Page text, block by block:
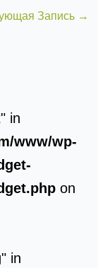
Запись →
in
www/wp-
on
in